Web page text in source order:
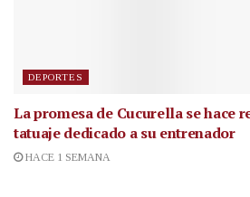
DEPORTES
La promesa de Cucurella se hace
tatuaje dedicado a su entrenador
HACE 1 SEMANA